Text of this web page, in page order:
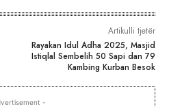
Artikulli tjetër
Rayakan Idul Adha 2025, Masjid
Istiqlal Sembelih 50 Sapi dan 79
Kambing Kurban Besok
-